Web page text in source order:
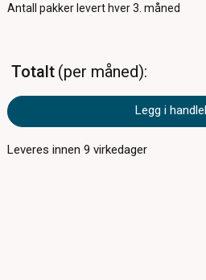
Antall pakker levert hver 3. måned
Totalt per måned
Legg i
Leveres innen9 virkedager